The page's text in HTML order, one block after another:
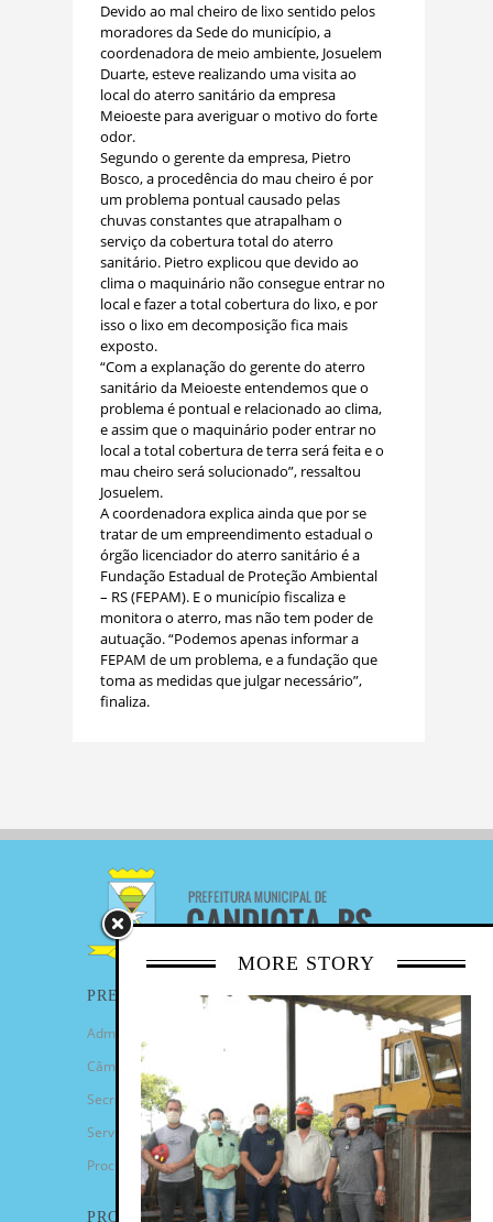
Devido ao mal cheiro de lixo sentido pelos
moradores da Sede do município, a
coordenadora de meio ambiente, Josuelem
Duarte, esteve realizando uma visita ao
local do aterro sanitário da empresa
Meioeste para averiguar o motivo do forte
odor.
Segundo o gerente da empresa, Pietro
Bosco, a procedência do mau cheiro é por
um problema pontual causado pelas
chuvas constantes que atrapalham o
serviço da cobertura total do aterro
sanitário. Pietro explicou que devido ao
clima o maquinário não consegue entrar no
local e fazer a total cobertura do lixo, e por
isso o lixo em decomposição fica mais
exposto.
“Com a explanação do gerente do aterro
sanitário da Meioeste entendemos que o
problema é pontual e relacionado ao clima,
e assim que o maquinário poder entrar no
local a total cobertura de terra será feita e o
mau cheiro será solucionado”, ressaltou
Josuelem.
A coordenadora explica ainda que por se
tratar de um empreendimento estadual o
órgão licenciador do aterro sanitário é a
Fundação Estadual de Proteção Ambiental
– RS (FEPAM). E o município fiscaliza e
monitora o aterro, mas não tem poder de
autuação. “Podemos apenas informar a
FEPAM de um problema, e a fundação que
toma as medidas que julgar necessário”,
finaliza.
MORE STORY
PREFEITURA
Administração Municipal
Câmara de Vereadores
Secretarias
Serviços
Procuradoria Geral
PROGRAMAS